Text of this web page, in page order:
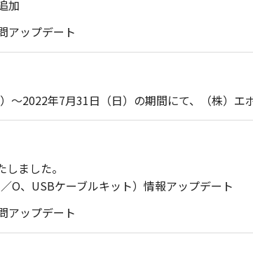
加
アップデート
～2022年7月31日（日）の期間にて、（株）エ
ました。
O、USBケーブルキット）情報アップデート
アップデート